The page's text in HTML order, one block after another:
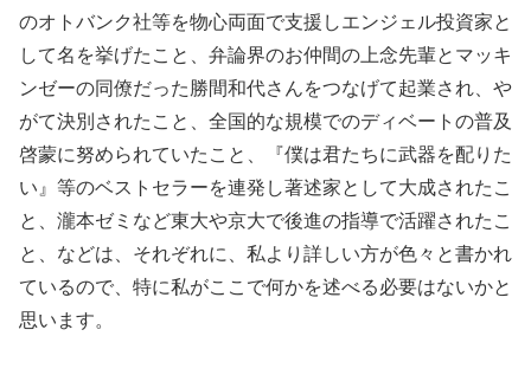
のオトバンク社等を物心両面で支援しエンジェル投資家と
して名を挙げたこと、弁論界のお仲間の上念先輩とマッキ
ンゼーの同僚だった勝間和代さんをつなげて起業され、や
がて決別されたこと、全国的な規模でのディベートの普及
啓蒙に努められていたこと、『僕は君たちに武器を配りた
い』等のベストセラーを連発し著述家として大成されたこ
と、瀧本ゼミなど東大や京大で後進の指導で活躍されたこ
と、などは、それぞれに、私より詳しい方が色々と書かれ
ているので、特に私がここで何かを述べる必要はないかと
思います。